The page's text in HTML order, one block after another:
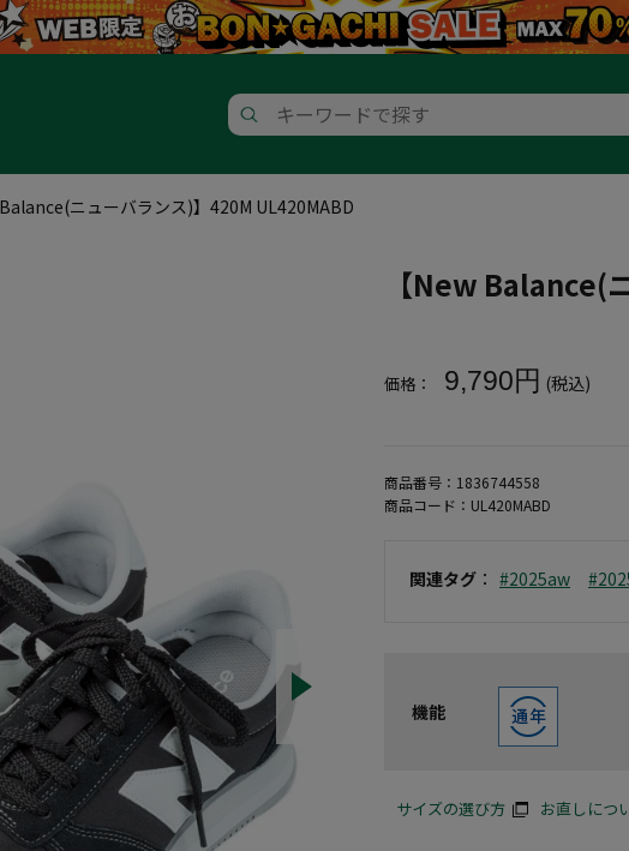
Balance(ニューバランス)】420M UL420MABD
【New Balance(
価格： 9,790円 (税込)
商品番号： 1836744558
商品コード： UL420MABD
関連タグ ： #2025aw
機能
サイズの選び方 お直しにつ